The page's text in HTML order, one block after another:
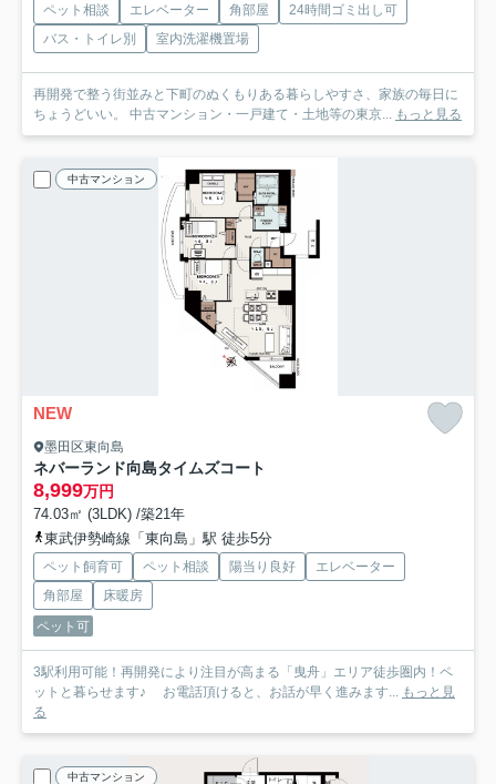
ペット相談 エレベーター 角部屋
24時間ゴミ出し可
バス・トイレ別
室内洗濯機置場
再開発で整う街並みと下町のぬくもりある暮らしやすさ、家族の毎日に
ちょうどいい。 中古マンション・一戸建て・土地等の東京...
もっと見る
中古マンション
NEW
墨田区東向島
ネバーランド向島タイムズコート
8,999万円
74.03㎡ (3LDK) /築21年
東武伊勢崎線「東向島」駅 徒歩5分
ペット飼育可 ペット相談 陽当り良好
エレベーター
角部屋
床暖房
ペット可
3駅利用可能！再開発により注目が高まる「曳舟」エリア徒歩圏内！ペ
ットと暮らせます♪ お電話頂けると、お話が早く進みます... もっと見
る
中古マンション